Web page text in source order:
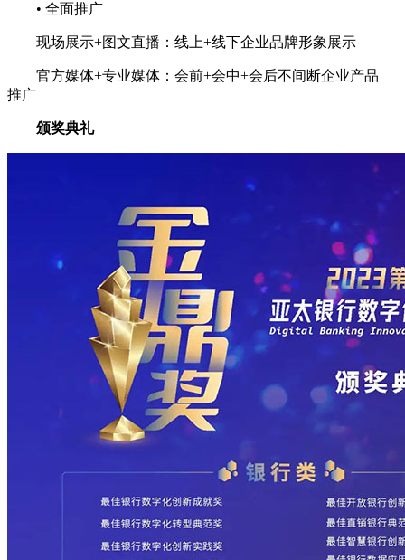
• 全面推广
现场展示+图文直播：线上+线下企业品牌形象展示
官方媒体+专业媒体：会前+会中+会后不间断企业产品
推广
颁奖典礼